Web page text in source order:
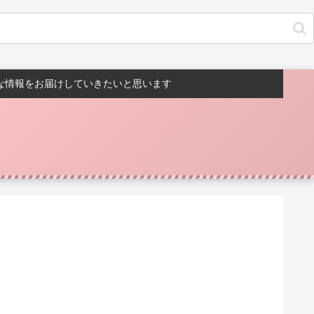
報をお届けしていきたいと思います